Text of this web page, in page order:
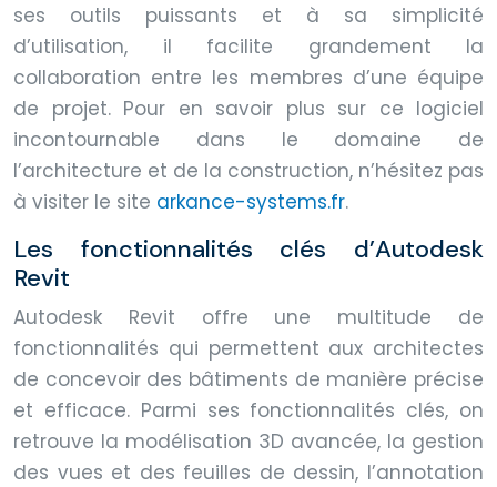
ses outils puissants et à sa simplicité
d’utilisation, il facilite grandement la
collaboration entre les membres d’une équipe
de projet. Pour en savoir plus sur ce logiciel
incontournable dans le domaine de
l’architecture et de la construction, n’hésitez pas
à visiter le site arkance-systems.fr.
Les fonctionnalités clés d’Autodesk
Revit
Autodesk Revit offre une multitude de
fonctionnalités qui permettent aux architectes
de concevoir des bâtiments de manière précise
et efficace. Parmi ses fonctionnalités clés, on
retrouve la modélisation 3D avancée, la gestion
des vues et des feuilles de dessin, l’annotation